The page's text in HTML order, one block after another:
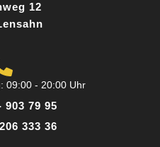
12
09:00 - 20:00 Uhr
903 79 95
333 36